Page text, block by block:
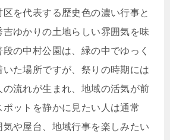
を代表する歴史色の濃い行事と
吉ゆかりの土地らしい雰囲気を味
の中村公園は、緑の中でゆっく
いた場所ですが、祭りの時期には
流れが生まれ、地域の活気が前
ットを静かに見たい人は通常
や屋台、地域行事を楽しみたい